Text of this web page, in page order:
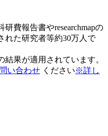
費報告書やresearchmapの
れた研究者等約30万人で
果が適用されています。
い合わせ ください※詳し